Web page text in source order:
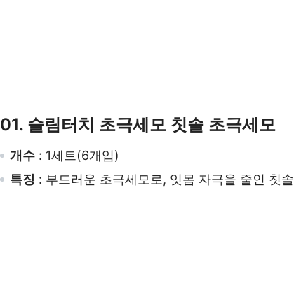
01. 슬림터치 초극세모 칫솔 초극세모
개수 : 1세트(6개입)
특징 : 부드러운 초극세모로, 잇몸 자극을 줄인 칫솔